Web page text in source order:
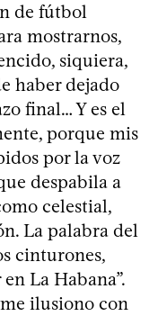
de fútbol
mostrarnos,
siquiera,
haber dejado
final… Y es el
porque mis
por la voz
despabila a
celestial,
La palabra del
cinturones,
La Habana”.
ilusiono con